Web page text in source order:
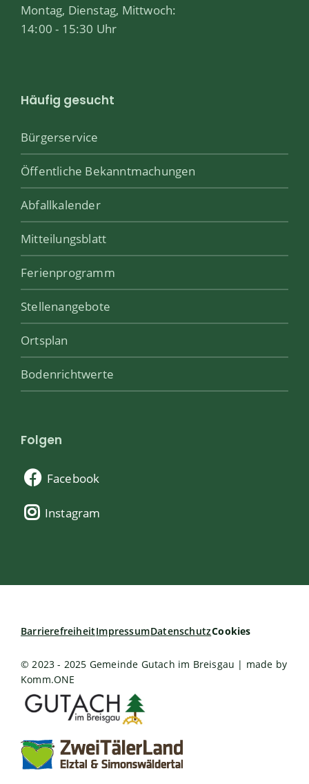
Montag, Dienstag, Mittwoch:
14:00 - 15:30 Uhr
Häufig gesucht
Bürgerservice
Öffentliche Bekanntmachungen
Abfallkalender
Mitteilungsblatt
Ferienprogramm
Stellenangebote
Ortsplan
Bodenrichtwerte
Folgen
Facebook
Instagram
BarrierefreiheitImpressumDatenschutzCookies
© 2023 - 2025 Gemeinde Gutach im Breisgau | made by
Komm.ONE